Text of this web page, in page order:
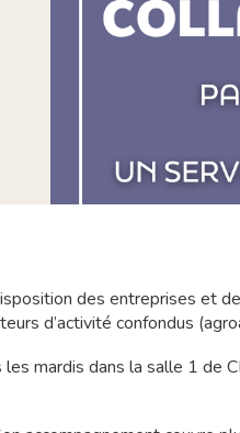
des entreprises et
d’activité confondus
mardis dans la salle 1 de